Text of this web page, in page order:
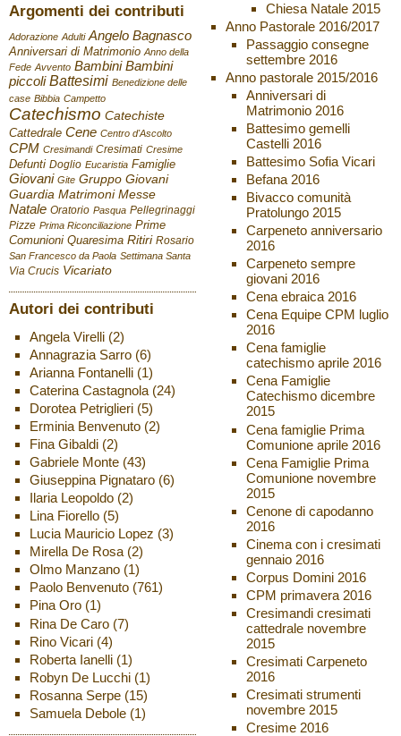
Argomenti dei contributi
Adorazione Adulti Angelo Bagnasco
Anniversari di Matrimonio Anno della
Fede Avvento Bambini Bambini
piccoli Battesimi Benedizione delle
case Bibbia Campetto
Catechismo Catechiste
Cattedrale Cene Centro d'Ascolto
CPM Cresimandi Cresimati Cresime
Defunti Doglio Eucaristia Famiglie
Giovani Gite Gruppo Giovani
Guardia Matrimoni Messe
Natale Oratorio Pasqua Pellegrinaggi
Pizze Prima Riconciliazione Prime
Comunioni Quaresima Ritiri Rosario
San Francesco da Paola Settimana Santa
Via Crucis Vicariato
Autori dei contributi
Angela Virelli(2)
Annagrazia Sarro(6)
Arianna Fontanelli(1)
Caterina Castagnola(24)
Dorotea Petriglieri(5)
Erminia Benvenuto(2)
Fina Gibaldi(2)
Gabriele Monte(43)
Giuseppina Pignataro(6)
Ilaria Leopoldo(2)
Lina Fiorello(5)
Lucia Mauricio Lopez (3)
Mirella De Rosa(2)
Olmo Manzano(1)
Paolo Benvenuto(761)
Pina Oro(1)
Rina De Caro(7)
Rino Vicari(4)
Roberta Ianelli(1)
Robyn De Lucchi(1)
Rosanna Serpe(15)
Samuela Debole(1)
Chiesa Natale 2015
Anno Pastorale 2016/2017
Passaggio consegne
settembre 2016
Anno pastorale 2015/2016
Anniversari di
Matrimonio 2016
Battesimo gemelli
Castelli 2016
Battesimo Sofia Vicari
Befana 2016
Bivacco comunità
Pratolungo 2015
Carpeneto anniversario
2016
Carpeneto sempre
giovani 2016
Cena ebraica 2016
Cena Equipe CPM luglio
2016
Cena famiglie
catechismo aprile 2016
Cena Famiglie
Catechismo dicembre
2015
Cena famiglie Prima
Comunione aprile 2016
Cena Famiglie Prima
Comunione novembre
2015
Cenone di capodanno
2016
Cinema con i cresimati
gennaio 2016
Corpus Domini 2016
CPM primavera 2016
Cresimandi cresimati
cattedrale novembre
2015
Cresimati Carpeneto
2016
Cresimati strumenti
novembre 2015
Cresime 2016